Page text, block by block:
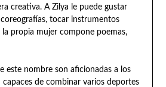
creativa. A Zilya le puede gustar
tocar instrumentos
la propia mujer compone poemas,
este nombre son aficionadas a los
de combinar varios deportes